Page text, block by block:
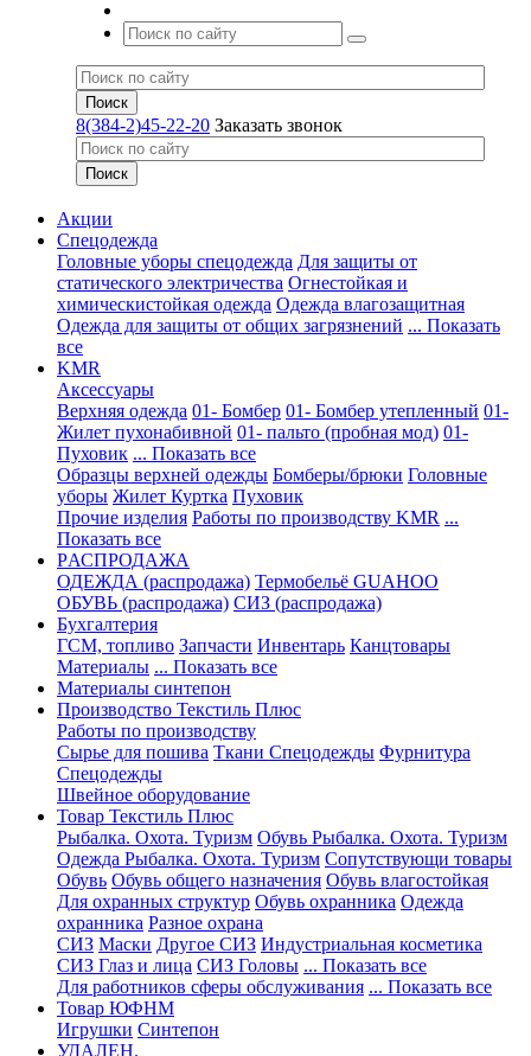
8(384-2)45-22-20 Заказать звонок
Акции
Спецодежда
Головные уборы спецодежда Для защиты от
статического электричества Огнестойкая и
химическистойкая одежда Одежда влагозащитная
Одежда для защиты от общих загрязнений ... Показать
все
KMR
Аксессуары
Верхняя одежда 01- Бомбер 01- Бомбер утепленный 01-
Жилет пухонабивной 01- пальто (пробная мод) 01-
Пуховик ... Показать все
Образцы верхней одежды Бомберы/брюки Головные
уборы Жилет Куртка Пуховик
Прочие изделия Работы по производству KMR ...
Показать все
PАСПРОДАЖА
ОДЕЖДА (распродажа) Термобельё GUAHOO
ОБУВЬ (распродажа) СИЗ (распродажа)
Бухгалтерия
ГСМ, топливо Запчасти Инвентарь Канцтовары
Материалы ... Показать все
Материалы синтепон
Производство Текстиль Плюс
Работы по производству
Сырье для пошива Ткани Спецодежды Фурнитура
Спецодежды
Швейное оборудование
Товар Текстиль Плюс
Рыбалка. Охота. Туризм Обувь Рыбалка. Охота. Туризм
Одежда Рыбалка. Охота. Туризм Сопутствующи товары
Обувь Обувь общего назначения Обувь влагостойкая
Для охранных структур Обувь охранника Одежда
охранника Разное охрана
СИЗ Маски Другое СИЗ Индустриальная косметика
СИЗ Глаз и лица СИЗ Головы ... Показать все
Для работников сферы обслуживания ... Показать все
Товар ЮФНМ
Игрушки Синтепон
УДАЛЕН.